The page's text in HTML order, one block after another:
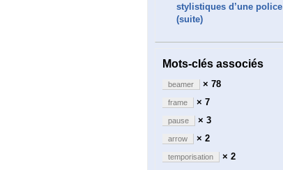
stylistiques d’une police
(suite)
Mots-clés associés
beamer × 78
frame × 7
pause × 3
arrow × 2
temporisation × 2